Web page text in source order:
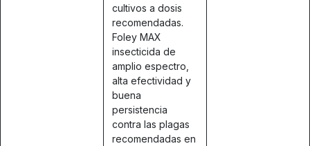
cultivos a dosis
recomendadas.
Foley MAX
insecticida de
amplio espectro,
alta efectividad y
buena
persistencia
contra las plagas
recomendadas en